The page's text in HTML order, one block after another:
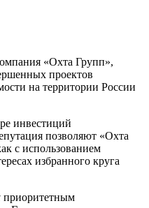
«Охта Групп»,
проектов
на территории России
инвестиций
позволяют «Охта
с использованием
избранного круга
приоритетным